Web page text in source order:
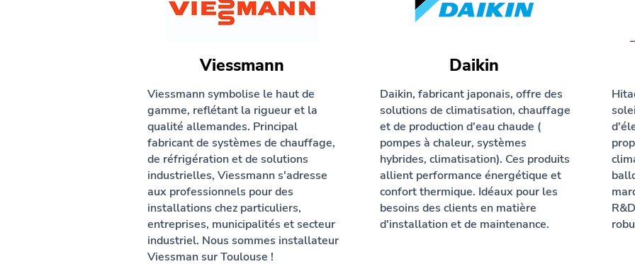
Viessmann
Viessmann symbolise le haut de
gamme, reflétant la rigueur et la
qualité allemandes. Principal
fabricant de systèmes de chauffage,
de réfrigération et de solutions
industrielles, Viessmann s'adresse
aux professionnels pour des
installations chez particuliers,
entreprises, municipalités et secteur
industriel. Nous sommes installateur
Viessman sur Toulouse !
Daikin
Daikin, fabricant japonais, offre des
solutions de climatisation, chauffage
et de production d'eau chaude (
pompes à chaleur, systèmes
hybrides, climatisation). Ces produits
allient performance énergétique et
confort thermique. Idéaux pour les
besoins des clients en matière
d'installation et de maintenance.